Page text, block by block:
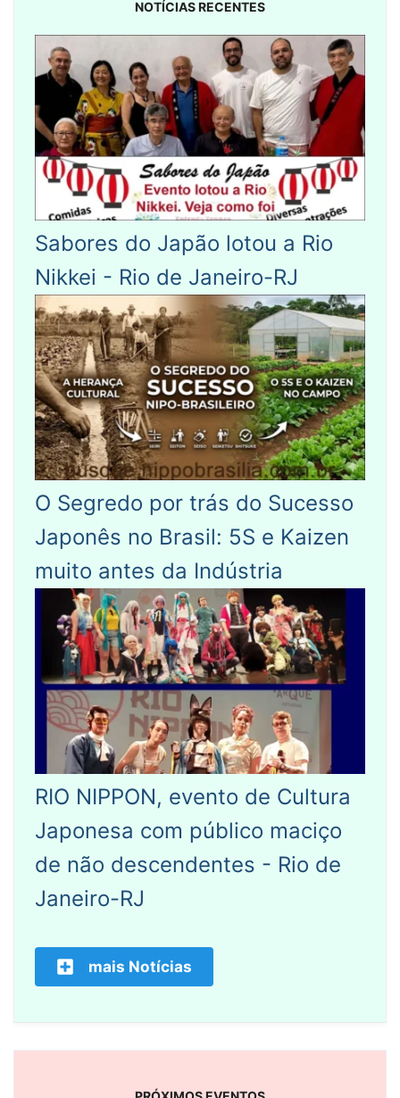
NOTÍCIAS RECENTES
Sabores do Japão lotou a Rio
Nikkei - Rio de Janeiro-RJ
O Segredo por trás do Sucesso
Japonês no Brasil: 5S e Kaizen
muito antes da Indústria
RIO NIPPON, evento de Cultura
Japonesa com público maciço
de não descendentes - Rio de
Janeiro-RJ
mais Notícias